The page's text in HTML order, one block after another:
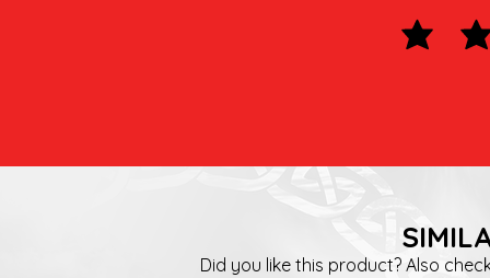
Did you like this product? Also